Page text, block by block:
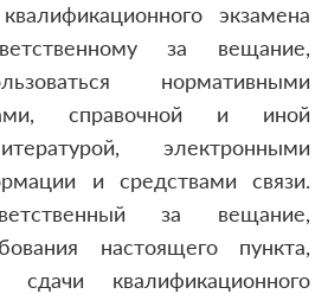
экзамена
за вещание,
нормативными
справочной и иной
электронными
и средствами связи.
за вещание,
настоящего пункта,
сдачи квалификационного